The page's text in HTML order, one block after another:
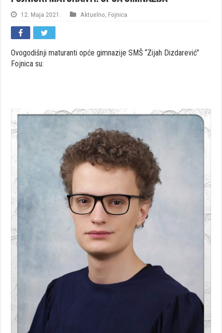
12. Maja 2021. Aktuelno Fojnica
Ovogodišnji maturanti opće gimnazije SMŠ “Zijah Dizdarević”
Fojnica su: